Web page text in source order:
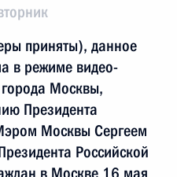
приняты), данное
в режиме видео-
Москвы,
Президента
Москвы Сергеем
Российской
в Москве 16 мая